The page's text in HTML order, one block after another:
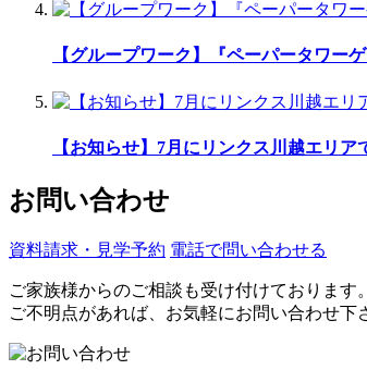
【グループワーク】『ペーパータワー
【お知らせ】7月にリンクス川越エリ
お問い合わせ
資料請求・見学予約 電話で問い合わせる
ご家族様からのご相談も受け付けております。
ご不明点があれば、お気軽にお問い合わせ下